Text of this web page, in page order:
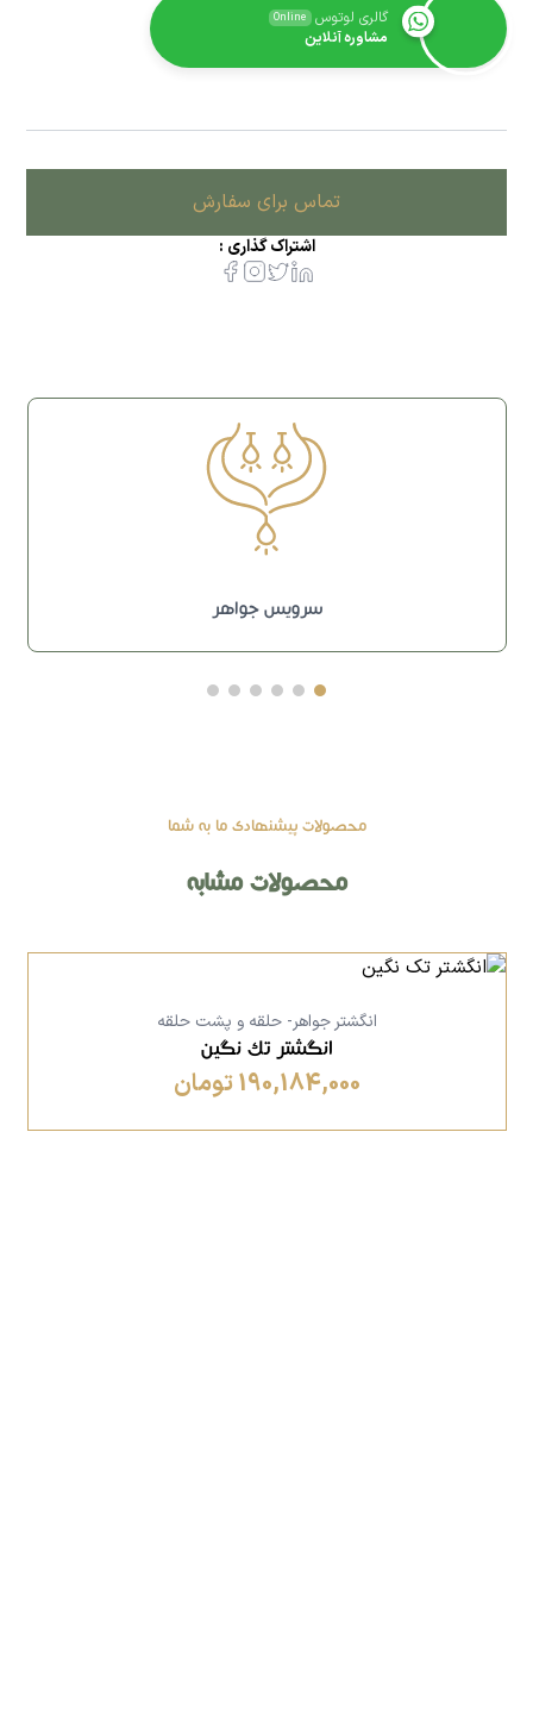
گالری لوتوس Online
مشاوره آنلاین
تماس برای سفارش
اشتراک گذاری :
سرویس جواهر
محصولات پیشنهادی ما به شما
محصولات مشابه
انگشتر جواهر- حلقه و پشت حلقه
انگشتر تک نگین
190,184,000 تومان